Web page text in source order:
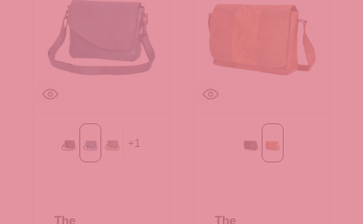
BlackBlueGreen
+ 1
The
BlackCognac
The